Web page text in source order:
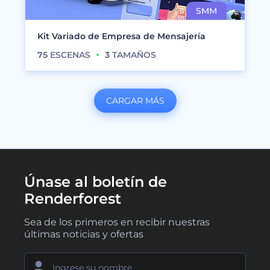
Kit Variado de Empresa de Mensajería
75 ESCENAS 3 TAMAÑOS
CARGAR MÁS
Únase al boletín de
Renderforest
Sea de los primeros en recibir nuestras
últimas noticias y ofertas